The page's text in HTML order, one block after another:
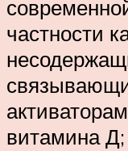
частности
витамина Д;